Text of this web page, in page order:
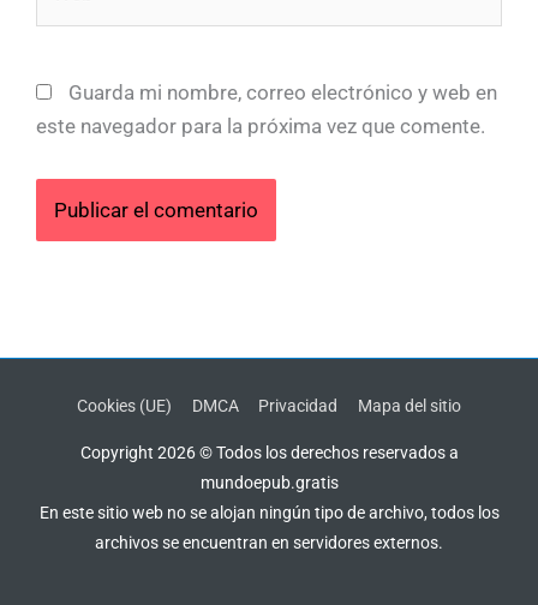
Guarda mi nombre, correo electrónico y web en
este navegador para la próxima vez que comente.
Cookies (UE) DMCA Privacidad Mapa del sitio
Copyright 2026 © Todos los derechos reservados a
mundoepub.gratis
En este sitio web no se alojan ningún tipo de archivo, todos los
archivos se encuentran en servidores externos.